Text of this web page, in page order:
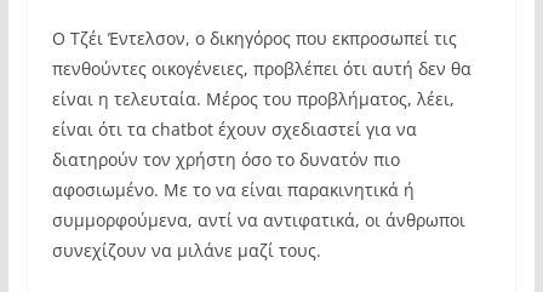
Ο Τζέι Έντελσον, ο δικηγόρος που εκπροσωπεί τις
πενθούντες οικογένειες, προβλέπει ότι αυτή δεν θα
είναι η τελευταία. Μέρος του προβλήματος, λέει,
είναι ότι τα chatbot έχουν σχεδιαστεί για να
διατηρούν τον χρήστη όσο το δυνατόν πιο
αφοσιωμένο. Με το να είναι παρακινητικά ή
συμμορφούμενα, αντί να αντιφατικά, οι άνθρωποι
συνεχίζουν να μιλάνε μαζί τους.